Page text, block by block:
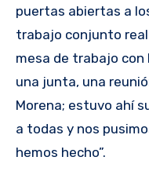
puertas abiertas a
trabajo conjunto
mesa de trabajo con
una junta, una
Morena; estuvo ahí
a todas y nos
hemos hecho”.